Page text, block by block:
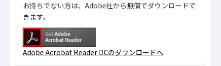
お持ちでない方は、Adobe社から無償でダウンロードで
きます。
Adobe Acrobat Reader DCのダウンロードへ